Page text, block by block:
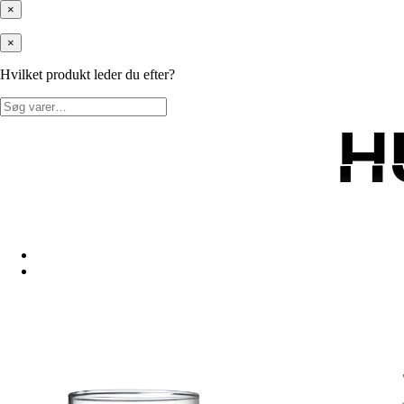
×
×
Hvilket produkt leder du efter?
Søg
efter: